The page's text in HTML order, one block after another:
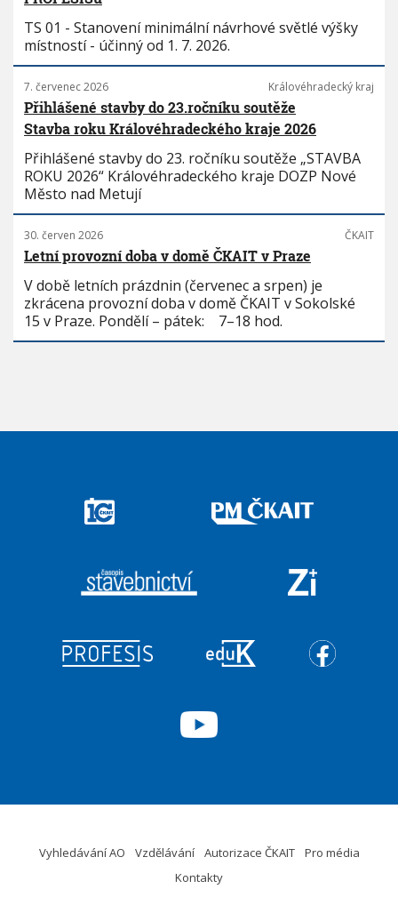
TS 01 - Stanovení minimální návrhové světlé výšky
místností - účinný od 1. 7. 2026.
7. červenec 2026 Královéhradecký kraj
Přihlášené stavby do 23.ročníku soutěže
Stavba roku Královéhradeckého kraje 2026
Přihlášené stavby do 23. ročníku soutěže „STAVBA
ROKU 2026“ Královéhradeckého kraje DOZP Nové
Město nad Metují
30. červen 2026 ČKAIT
Letní provozní doba v domě ČKAIT v Praze
V době letních prázdnin (červenec a srpen) je
zkrácena provozní doba v domě ČKAIT v Sokolské
15 v Praze. Pondělí – pátek: 7–18 hod.
Vyhledávání AO Vzdělávání Autorizace ČKAIT
Pro média
Kontakty